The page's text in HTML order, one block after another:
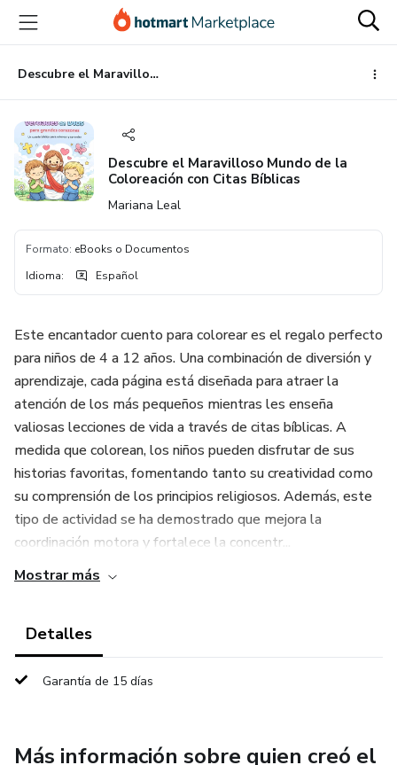
principal
página
de
página
Descubre el Maravilloso Mundo de la Coloreación con Citas Bíblicas
Descubre el Maravilloso Mundo de la
Coloreación con Citas Bíblicas
Mariana Leal
Formato: eBooks o Documentos
Idioma: Español
Este encantador cuento para colorear es el regalo perfecto
para niños de 4 a 12 años. Una combinación de diversión y
aprendizaje, cada página está diseñada para atraer la
atención de los más pequeños mientras les enseña
valiosas lecciones de vida a través de citas bíblicas. A
medida que colorean, los niños pueden disfrutar de sus
historias favoritas, fomentando tanto su creatividad como
su comprensión de los principios religiosos. Además, este
tipo de actividad se ha demostrado que mejora la
coordinación motora y fortalece la concentr...
Mostrar más
Detalles
Garantía de 15 días
Más información sobre quien creó el